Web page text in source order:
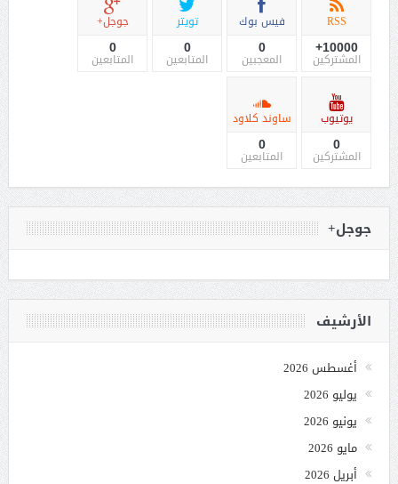
RSS
10000+
المشتركين
فيس بوك
0
المعجبين
تويتر
0
المتابعين
جوجل+
0
المتابعين
يوتيوب
0
المشتركين
ساوند كلاود
0
المتابعين
جوجل+
الأرشيف
أغسطس 2026
يوليو 2026
يونيو 2026
مايو 2026
أبريل 2026